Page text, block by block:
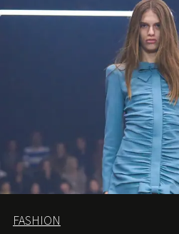
FASHION